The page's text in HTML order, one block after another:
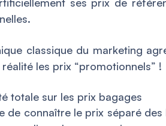
classique du marketing
les prix “promotionnels” !
totale sur les prix bagages
de connaître le prix séparé des